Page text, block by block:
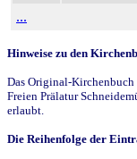
...
Hinweise zu den
Das Original-
Freien Prälatur
erlaubt.
Die Reihenfolge der